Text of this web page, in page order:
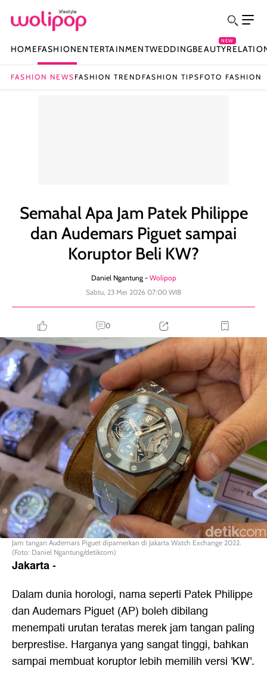
HOMEFASHIONENTERTAINMENTWEDDINGBEAUTY
NEW
FASHION NEWS FASHION TREND FASHION TIPS FOTO FASHION
Semahal Apa Jam Patek Philippe
dan Audemars Piguet sampai
Koruptor Beli KW?
Daniel Ngantung - Wolipop
Sabtu, 23 Mei 2026 07:00 WIB
0
Jam tangan Audemars Piguet dipamerkan di Jakarta Watch Exchange 2022.
(Foto: Daniel Ngantung/detikcom)
Jakarta-
Dalam dunia horologi, nama seperti Patek Philippe
dan Audemars Piguet (AP) boleh dibilang
menempati urutan teratas merek jam tangan paling
berprestise. Harganya yang sangat tinggi, bahkan
sampai membuat koruptor lebih memilih versi 'KW'.